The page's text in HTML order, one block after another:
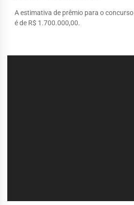
A estimativa de prêmio para o
é de R$ 1.700.000,00.